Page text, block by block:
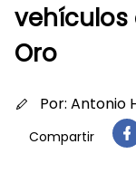
vehículos
Oro
Por: Antonio
Compartir